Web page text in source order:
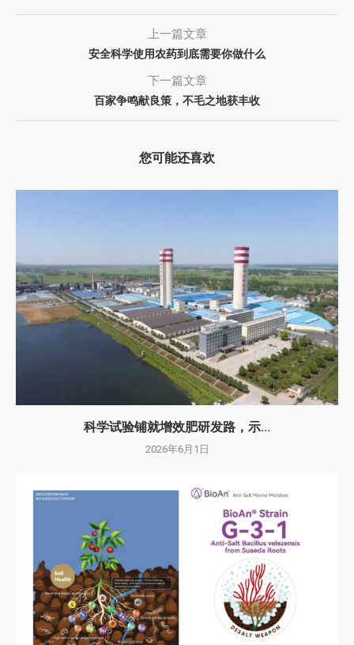
上一篇文章
安全科学使用农药到底需要你做什么
下一篇文章
百家争鸣献良策，不毛之地获丰收
您可能还喜欢
科学试验铺就增效肥研发路，示...
2026年6月1日